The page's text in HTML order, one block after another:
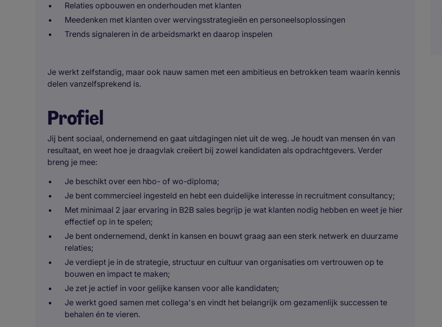
Relaties opbouwen en onderhouden met klanten
Meedenken met klanten over wervingsstrategieën en personeelsoplossingen
Trends signaleren in de arbeidsmarkt en daarop inspelen
Je werkt zelfstandig, maar ook nauw samen met een ambitieus en betrokken team waarin kennis
delen vanzelfsprekend is.
Profiel
Jij bent sociaal, ondernemend en gaat uitdagingen niet uit de weg. Je houdt van mensen én van
resultaat, en weet hoe je draagvlak creëert bij zowel kandidaten als opdrachtgevers. Verder
breng je mee:
Je beschikt over een hbo- of wo-diploma;
Je bent commercieel ingesteld en hebt een duidelijke interesse in recruitment consultancy;
Met minimaal 2 jaar ervaring in B2B sales begrijp je wat klanten nodig hebben en weet je hier
effectief op in te spelen;
Je bent ondernemend, denkt in kansen en bouwt graag aan een sterk netwerk en duurzame
relaties;
Je verdiept je in de strategie, structuur en cultuur van organisaties om vertrouwen op te
bouwen en impact te maken;
Je zet je actief in voor gelijke kansen voor alle kandidaten;
Je werkt goed samen met collega's en vindt het belangrijk om gezamenlijk successen te
behalen én te vieren.